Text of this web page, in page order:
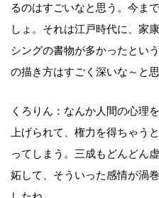
るのはすごいなと思う。今ま
しょ。それは江戸時代に、家
シングの書物が多かったとい
の描き方はすごく深いな～と思
くろりん：なんか人間の心理
上げられて、権力を得ちゃう
ってしまう。三成もどんどん
妬して、そういった感情が渦